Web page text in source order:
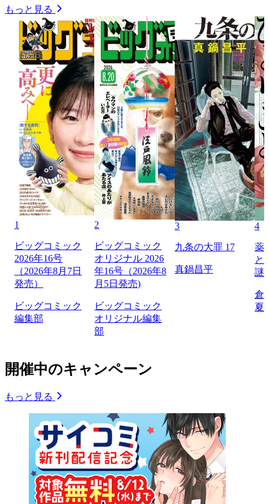
もっと見る
1
ビッグコミック
2026年16号
（2026年8月7日
発売）
ビッグコミック
編集部
2
ビッグコミック
オリジナル 2026
年16号（2026年8
月5日発売)
ビッグコミック
オリジナル編集
部
3
九条の大罪 17
真鍋昌平
4
薬
と
謎
倉
夏
開催中のキャンペーン
もっと見る